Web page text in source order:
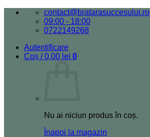
Skip
contact@bratarasuccesului.ro
09:00 - 18:00
0722149268
Autentificare
Coș /0,00 lei 0
Nu ai niciun produs în coș.
Înapoi la magazin